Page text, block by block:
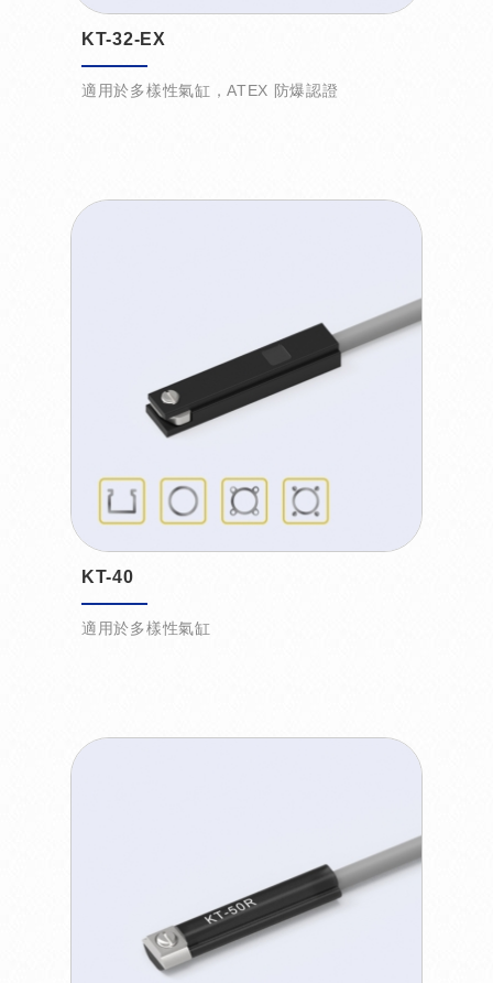
KT-32-EX
適用於多樣性氣缸，ATEX 防爆認證
KT-40
適用於多樣性氣缸